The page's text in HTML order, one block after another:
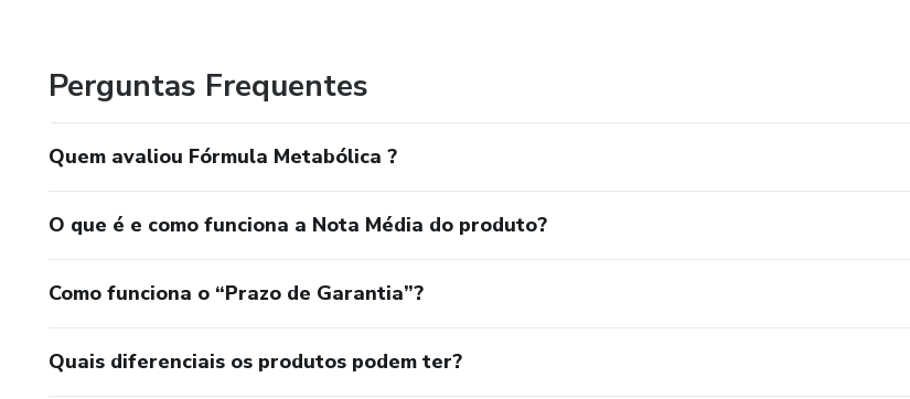
Perguntas Frequentes
Quem avaliou Fórmula Metabólica ?
O que é e como funciona a Nota Média do produto?
Como funciona o “Prazo de Garantia”?
Quais diferenciais os produtos podem ter?